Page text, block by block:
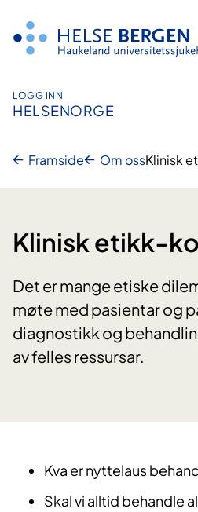
innhald
LOGG INN
HELSENORGE
Framside Om ossKlinisk
Klinisk etikk-
Det er mange etiske
møte med pasientar og
diagnostikk og
av felles ressursar.
​​​​​Kva er nyttelaus
Skal vi alltid behandle